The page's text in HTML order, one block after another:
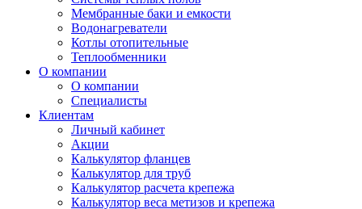
Мембранные баки и емкости
Водонагреватели
Котлы отопительные
Теплообменники
О компании
О компании
Специалисты
Клиентам
Личный кабинет
Акции
Калькулятор фланцев
Калькулятор для труб
Калькулятор расчета крепежа
Калькулятор веса метизов и крепежа